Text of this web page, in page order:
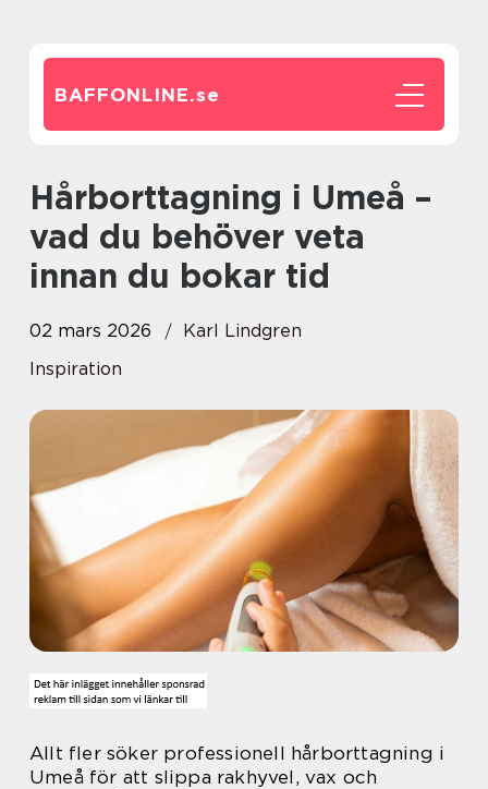
BAFFONLINE.se
Hårborttagning i Umeå –
vad du behöver veta
innan du bokar tid
02 mars 2026
Karl Lindgren
Inspiration
Allt fler söker professionell hårborttagning i
Umeå för att slippa rakhyvel, vax och